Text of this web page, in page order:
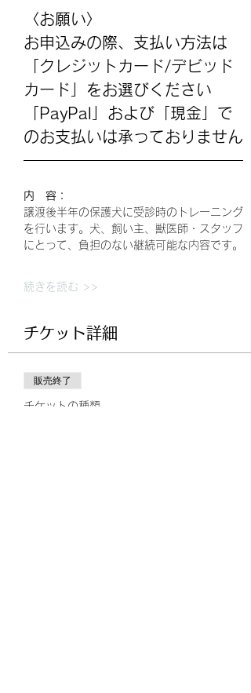
〈お願い〉
お申込みの際、支払い方法は
「クレジットカード/デビッド
カード」をお選びください
「PayPal」および「現金」で
のお支払いは承っておりません
内　容：
譲渡後半年の保護犬に受診時のトレーニング
を行います。犬、飼い主、獣医師・スタッフ
にとって、負担のない継続可能な内容です。
続きを読む >>
チケット詳細
販売終了
チケットの種類